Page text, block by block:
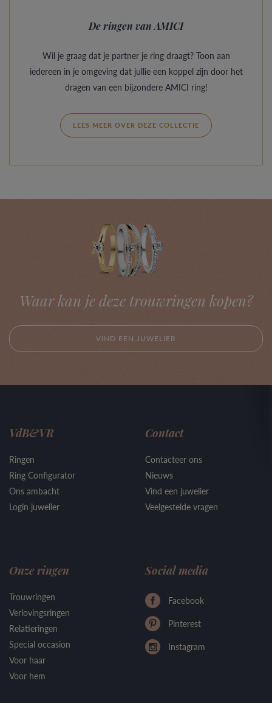
De ringen van AMICI
Wil je graag dat je partner je ring draagt? Toon aan
iedereen in je omgeving dat jullie een koppel zijn door het
dragen van een bijzondere AMICI ring!
LEES MEER OVER DEZE COLLECTIE
Waar kan je deze trouwringen kopen?
VIND EEN JUWELIER
VdB&VR
Ringen
Ring Configurator
Ons ambacht
Login juwelier
Contact
Contacteer ons
Nieuws
Vind een juwelier
Veelgestelde vragen
Onze ringen
Trouwringen
Verlovingsringen
Relatieringen
Special occasion
Voor haar
Voor hem
Social media
Facebook
Pinterest
Instagram